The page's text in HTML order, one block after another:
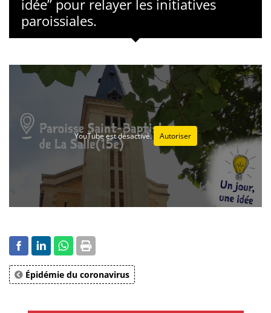
idée” pour relayer les initiatives
paroissiales.
YouTube est désactivé. Autoriser
Épidémie du coronavirus